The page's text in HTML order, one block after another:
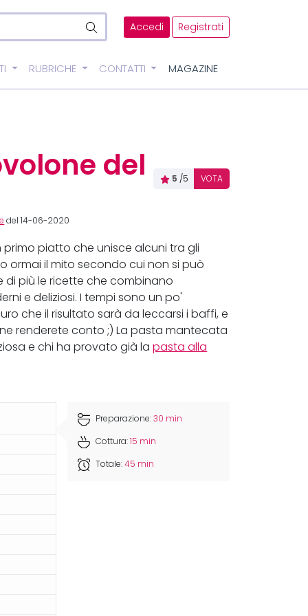
Accedi Registrati
RUBRICHE CONTATTI MAGAZINE
del 5 /5 VOTA
del 14-06-2020
piatto che unisce alcuni tra gli
ormai il mito secondo cui non si può
di più le ricette che combinano
e deliziosi. I tempi sono un po'
che il risultato sarà da leccarsi i baffi, e
renderete conto ;) La pasta mantecata
e chi ha provato già lapasta alla
Preparazione:30 min
Cottura:15 min
Totale:45 min